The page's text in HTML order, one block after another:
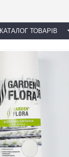
КАТАЛОГ ТОВАРІВ